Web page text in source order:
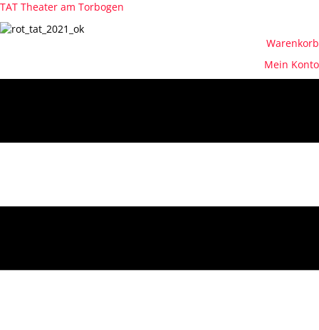
TAT Theater am Torbogen
Warenkorb
Mein Konto